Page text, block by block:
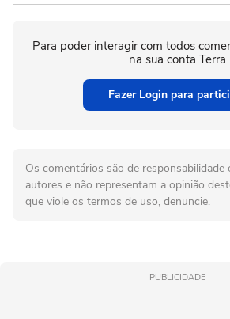
Para poder interagir com todos
na sua conta Terra
Fazer Login para
Os comentários são de responsabilidade
autores e não representam a opinião
que viole os termos de uso, denuncie.
PUBLICIDADE